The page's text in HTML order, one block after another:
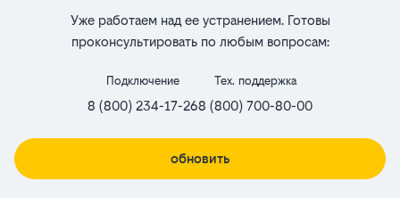
Уже работаем над ее устранением. Готовы
проконсультировать по любым вопросам:
Подключение
8 (800) 234-17-26
Тех. поддержка
8 (800) 700-80-00
обновить